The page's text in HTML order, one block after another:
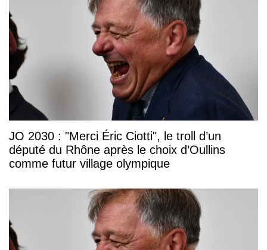
JO 2030 : "Merci Éric Ciotti", le troll d’un
député du Rhône après le choix d’Oullins
comme futur village olympique